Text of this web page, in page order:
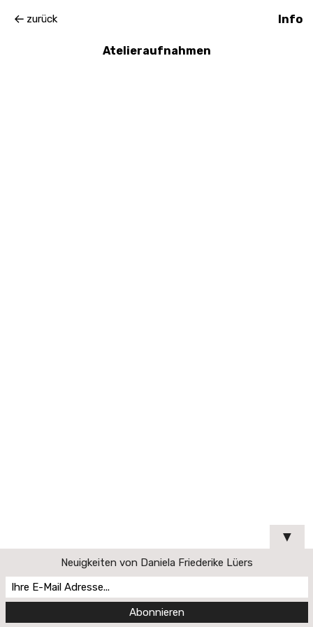
zurück Info
Atelieraufnahmen
▼
Neuigkeiten von Daniela Friederike Lüers